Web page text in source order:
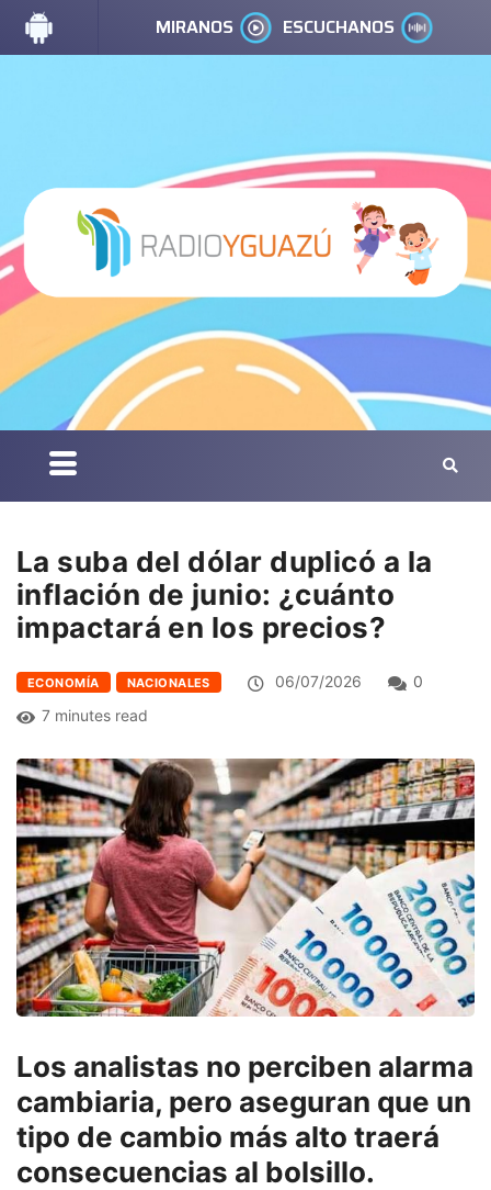
MIRANOS ESCUCHANOS
La suba del dólar duplicó a la
inflación de junio: ¿cuánto
impactará en los precios?
ECONOMÍA NACIONALES 06/07/2026
0
7 minutes read
Los analistas no perciben alarma
cambiaria, pero aseguran que un
tipo de cambio más alto traerá
consecuencias al bolsillo.